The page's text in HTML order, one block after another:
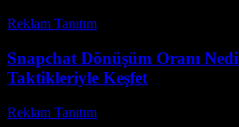
Reklam Tanıtım
Snapchat Dönüşüm Oranı
Taktikleriyle Keşfet
Reklam Tanıtım